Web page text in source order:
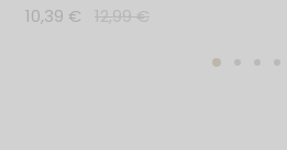
10,39 € 12,99€